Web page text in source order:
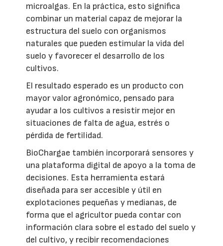
microalgas. En la práctica, esto significa
combinar un material capaz de mejorar la
estructura del suelo con organismos
naturales que pueden estimular la vida del
suelo y favorecer el desarrollo de los
cultivos.
El resultado esperado es un producto con
mayor valor agronómico, pensado para
ayudar a los cultivos a resistir mejor en
situaciones de falta de agua, estrés o
pérdida de fertilidad.
BioChargae también incorporará sensores y
una plataforma digital de apoyo a la toma de
decisiones. Esta herramienta estará
diseñada para ser accesible y útil en
explotaciones pequeñas y medianas, de
forma que el agricultor pueda contar con
información clara sobre el estado del suelo y
del cultivo, y recibir recomendaciones